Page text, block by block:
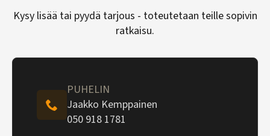
Kysy lisää tai pyydä tarjous - toteutetaan teille sopivin
ratkaisu.
PUHELIN
Jaakko Kemppainen
050 918 1781